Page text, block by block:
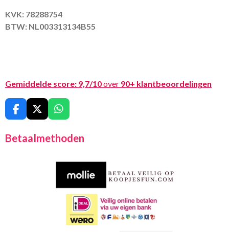
KVK: 78288754
BTW: NL003313134B55
Gemiddelde score: 9,7/10over 90+ klantbeoordelingen
F
a
c
e
X
W
h
t
A
Betaalmethoden